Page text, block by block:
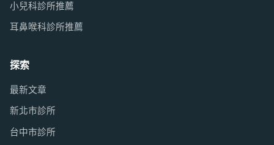
小兒科診所推薦
耳鼻喉科診所推薦
探索
最新文章
新北市診所
台中市診所